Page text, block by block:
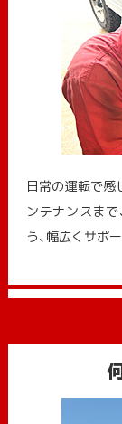
日常の運転で感
ンテナンスま
う、幅広くサポ